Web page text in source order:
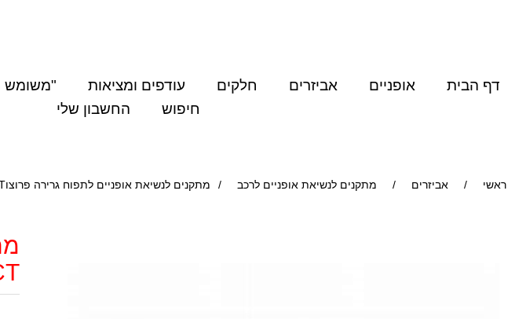
דף הבית אופניים אביזרים חלקים עודפים ומציאות "משומש
חיפוש
החשבון שלי
ראשי / אביזרים / מתקנים לנשיאת אופניים לרכב / מתקנים לנשיאת אופניים לתפוח גרירה פרוצוPURE INSTINCT